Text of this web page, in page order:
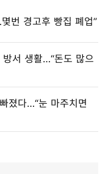
번 경고후 빵집 폐업”
방서 생활…“돈도 많으
졌다…“눈 마주치면